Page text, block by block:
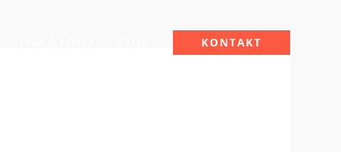
KONTAKT